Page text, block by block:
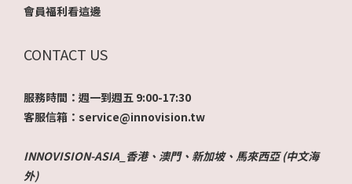
會員福利看這邊
CONTACT US
服務時間：週一到週五 9:00-17:30
客服信箱：service@innovision.tw
INNOVISION-ASIA_香港、澳門、新加坡、馬來西亞 (中文海
外)